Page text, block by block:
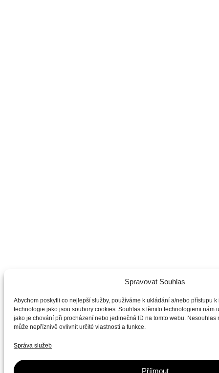
Spravovat Souhlas
Abychom poskytli co nejlepší služby, používáme k ukládání a/nebo přístupu
technologie jako jsou soubory cookies. Souhlas s těmito technologiemi nám
jako je chování při procházení nebo jedinečná ID na tomto webu.
může nepříznivě ovlivnit určité vlastnosti a funkce.
Správa služeb
Příjmout